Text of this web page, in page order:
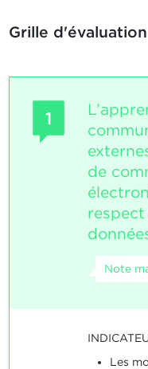
Grille
1
de
Note
Les